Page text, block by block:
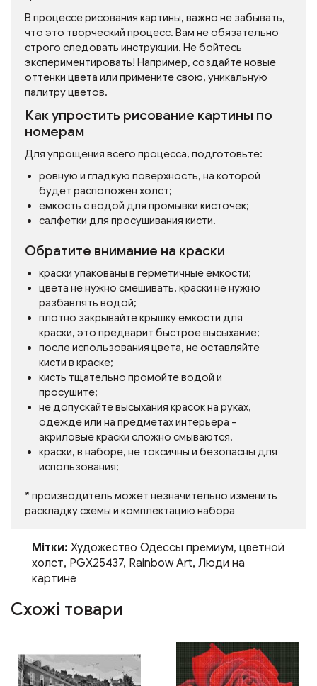
В процессе рисования картины, важно не забывать,
что это творческий процесс. Вам не обязательно
строго следовать инструкции. Не бойтесь
экспериментировать! Например, создайте новые
оттенки цвета или примените свою, уникальную
палитру цветов.
Как упростить рисование картины по
номерам
Для упрощения всего процесса, подготовьте:
ровную и гладкую поверхность, на которой
будет расположен холст;
емкость с водой для промывки кисточек;
салфетки для просушивания кисти.
Обратите внимание на краски
краски упакованы в герметичные емкости;
цвета не нужно смешивать, краски не нужно
разбавлять водой;
плотно закрывайте крышку емкости для
краски, это предварит быстрое высыхание;
после использования цвета, не оставляйте
кисти в краске;
кисть тщательно промойте водой и
просушите;
не допускайте высыхания красок на руках,
одежде или на предметах интерьера -
акриловые краски сложно смываются.
краски, в наборе, не токсичны и безопасны для
использования;
* производитель может незначительно изменить
раскладку схемы и комплектацию набора
Мітки: Художество Одессы премиум, цветной
холст, PGX25437, Rainbow Art, Люди на
картине
Схожі товари